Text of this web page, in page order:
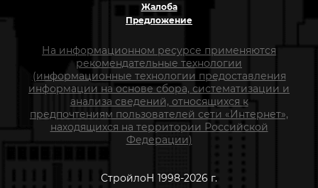
Жалоба
Предложение
На информационном ресурсе применяются
рекомендательные технологии
(информационные технологии предоставления
информации на основе сбора, систематизации и
анализа сведений, относящихся к
предпочтениям пользователей сети «Интернет»,
находящихся на территории Российской
Федерации)
СтройлоН 1998-2026 г.